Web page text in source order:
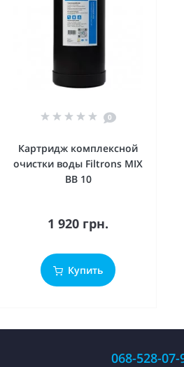
0
Картридж комплексной
очистки воды Filtrons MIX
BB 10
1 920 грн.
Купить
068-528-07-